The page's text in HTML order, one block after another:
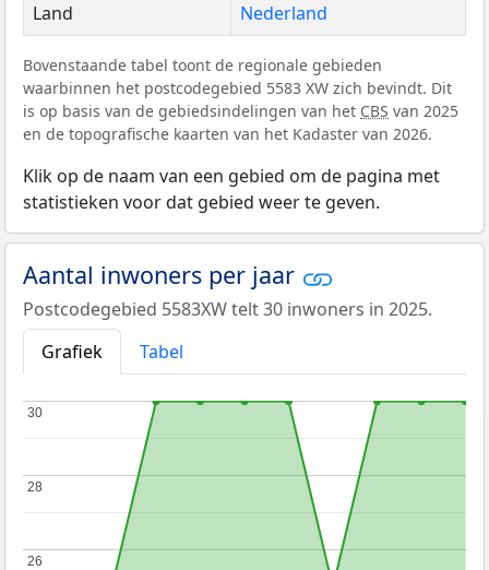
Land
Nederland
Bovenstaande tabel toont de regionale gebieden
waarbinnen het postcodegebied 5583 XW zich bevindt. Dit
is op basis van de gebiedsindelingen van het CBS van 2025
en de topografische kaarten van het Kadaster van 2026.
Klik op de naam van een gebied om de pagina met
statistieken voor dat gebied weer te geven.
Aantal inwoners per jaar
Postcodegebied 5583XW telt 30 inwoners in 2025.
Grafiek
Tabel
26
26
28
28
30
30